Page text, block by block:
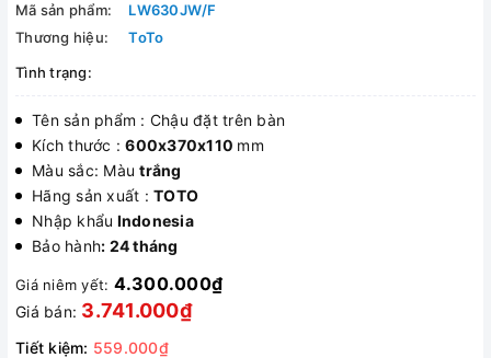
Mã sản phẩm:
LW630JW/F
Thương hiệu:
ToTo
Tình trạng:
Tên sản phẩm : Chậu đặt trên bàn
Kích thước :600x370x110 mm
Màu sắc: Màutrắng
Hãng sản xuất : TOTO
Nhập khẩu Indonesia
Bảo hành: 24 tháng
Giá niêm yết: 4.300.000₫
Giá bán: 3.741.000₫
Tiết kiệm: 559.000₫